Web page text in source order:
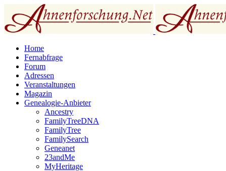
Home
Fernabfrage
Forum
Adressen
Veranstaltungen
Magazin
Genealogie-Anbieter
Ancestry
FamilyTreeDNA
FamilyTree
FamilySearch
Geneanet
23andMe
MyHeritage